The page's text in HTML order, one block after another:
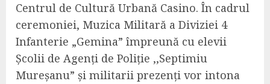
Centrul de Cultură Urbană Casino. În cadrul
ceremoniei, Muzica Militară a Diviziei 4
Infanterie „Gemina” împreună cu elevii
Școlii de Agenți de Poliție ,,Septimiu
Mureșanu” și militarii prezenți vor intona